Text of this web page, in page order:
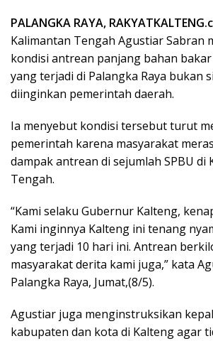
PALANGKA RAYA,
Kalimantan Tengah Agustiar Sabran
kondisi antrean panjang bahan
yang terjadi di Palangka Raya bukan
diinginkan pemerintah daerah.
Ia menyebut kondisi tersebut turut
pemerintah karena masyarakat
dampak antrean di sejumlah SPBU di
Tengah.
“Kami selaku Gubernur Kalteng,
Kami inginnya Kalteng ini tenang
yang terjadi 10 hari ini. Antrean
masyarakat derita kami juga,” kata
Palangka Raya, Jumat,(8/5).
Agustiar juga menginstruksikan
kabupaten dan kota di Kalteng agar